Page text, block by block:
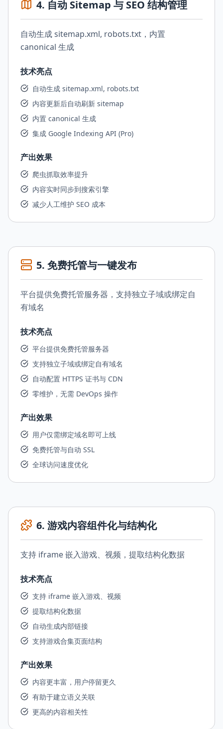
4. 自动 Sitemap 与 SEO 结构管理
自动生成 sitemap.xml, robots.txt，内置
canonical 生成
技术亮点
自动生成 sitemap.xml, robots.txt
内容更新后自动刷新 sitemap
内置 canonical 生成
集成 Google Indexing API (Pro)
产出效果
爬虫抓取效率提升
内容实时同步到搜索引擎
减少人工维护 SEO 成本
5. 免费托管与一键发布
平台提供免费托管服务器，支持独立子域或绑定自
有域名
技术亮点
平台提供免费托管服务器
支持独立子域或绑定自有域名
自动配置 HTTPS 证书与 CDN
零维护，无需 DevOps 操作
产出效果
用户仅需绑定域名即可上线
免费托管与自动 SSL
全球访问速度优化
6. 游戏内容组件化与结构化
支持 iframe 嵌入游戏、视频，提取结构化数据
技术亮点
支持 iframe 嵌入游戏、视频
提取结构化数据
自动生成内部链接
支持游戏合集页面结构
产出效果
内容更丰富，用户停留更久
有助于建立语义关联
更高的内容相关性